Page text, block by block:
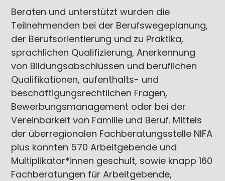
Beraten und unterstützt wurden die
Teilnehmenden bei der Berufswegeplanung,
der Berufsorientierung und zu Praktika,
sprachlichen Qualifizierung, Anerkennung
von Bildungsabschlüssen und beruflichen
Qualifikationen, aufenthalts- und
beschäftigungsrechtlichen Fragen,
Bewerbungsmanagement oder bei der
Vereinbarkeit von Familie und Beruf. Mittels
der überregionalen Fachberatungsstelle NIFA
plus konnten 570 Arbeitgebende und
Multiplikator*innen geschult, sowie knapp 160
Fachberatungen für Arbeitgebende,